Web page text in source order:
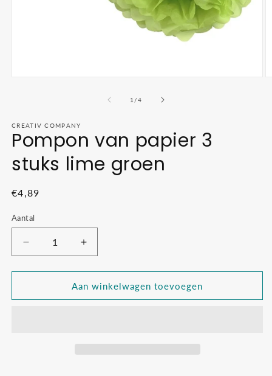
1 /van
4
CREATIV COMPANY
Pompon van papier 3
stuks lime groen
Normale
€4,89
Aantal
Aantal
verlagen
voor
van
Aantal
verhogen
voor
Pompon
van
Aan winkelwagen toevoegen